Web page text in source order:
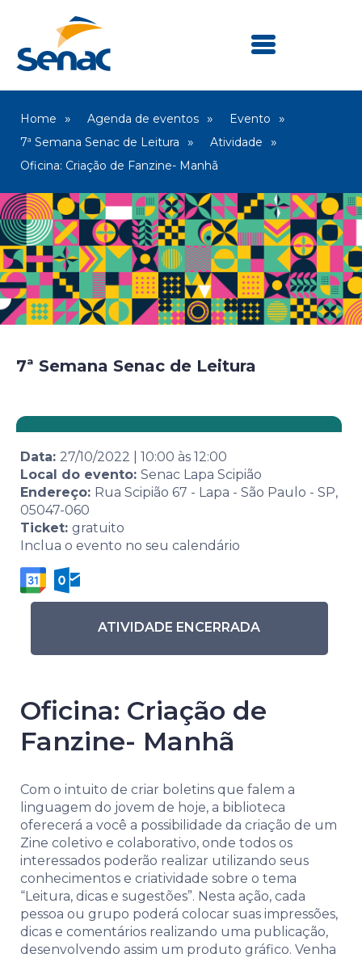
Home Agenda de eventos
Evento
7ª Semana Senac de Leitura
Atividade
Oficina: Criação de Fanzine- Manhã
7ª Semana Senac de Leitura
Data: 27/10/2022 10:00 às 12:00
Local do evento: Senac Lapa Scipião
Endereço: Rua Scipião 67 - Lapa - São Paulo - SP,
05047-060
Ticket: gratuito
Inclua o evento no seu calendário
ATIVIDADE ENCERRADA
Oficina: Criação de
Fanzine- Manhã
Com o intuito de criar boletins que falem a
linguagem do jovem de hoje, a biblioteca
oferecerá a você a possibilidade da criação de um
Zine coletivo e colaborativo, onde todos os
interessados poderão realizar utilizando seus
conhecimentos e criatividade sobre o tema
“Leitura, dicas e sugestões”. Nesta ação, cada
pessoa ou grupo poderá colocar suas impressões,
dicas e comentários realizando uma publicação,
desenvolvendo assim um produto gráfico. Venha